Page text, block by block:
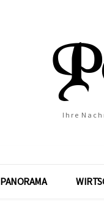
Ihre
PANORAMA